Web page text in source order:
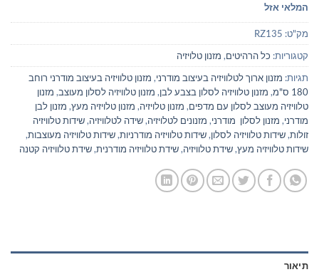
המלאי אזל
מק"ט: RZ135
קטגוריות: כל הרהיטים, מזנון טלויזיה
תגיות: מזנון ארוך לטלוויזיה בעיצוב מודרני, מזנון טלוויזיה בעיצוב מודרני רוחב
180 ס"מ
, מזנון טלוויזיה לסלון בצבע לבן, מזנון טלוויזיה לסלון מעוצב, מזנון
טלוויזיה מעוצב לסלון עם מדפים, מזנון טלויזיה, מזנון טלויזיה מעץ, מזנון לבן
מודרני, מזנון לסלון מודרני, מזנונים לטלויזיה,שידה לטלוויזיה,שידות טלוויזיה
זולות,שידות טלוויזיה לסלון,שידות טלוויזיה מודרניות,שידות טלוויזיה מעוצבות,
שידות טלוויזיה מעץ,שידת טלוויזיה,שידת טלוויזיה מודרנית,שידת טלוויזיה קטנה
תיאור